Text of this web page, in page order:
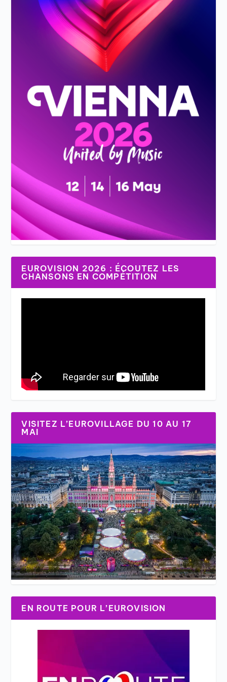
EUROVISION 2026 : ÉCOUTEZ LES
CHANSONS EN COMPÉTITION
VISITEZ L’EUROVILLAGE DU 10 AU 17
MAI
EN ROUTE POUR L’EUROVISION